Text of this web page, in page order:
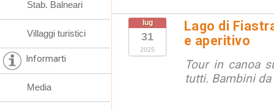
lug
31
2025
Lago di
e aperitivo
Tour in canoa
tutti. Bambini
Stab. Balneari
Villaggi turistici
Informarti
Media